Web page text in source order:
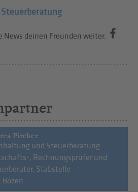
News deinen Freunden weiter.
Pircher
und Steuerberatung
, Rechnungsprüfer und
Stabstelle
Bozen